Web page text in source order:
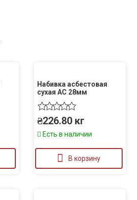
Набивка асбестовая
сухая АС 28мм
₴226.80 кг
Есть в наличии
В корзину